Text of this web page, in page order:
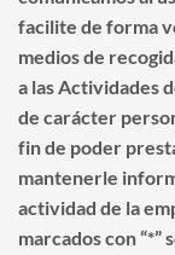
facilite de forma
medios de
a las Actividades
de carácter
fin de poder
mantenerle
actividad de la
marcados con